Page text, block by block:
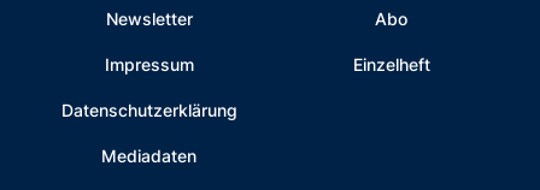
Newsletter
Impressum
Datenschutzerklärung
Mediadaten
Abo
Einzelheft